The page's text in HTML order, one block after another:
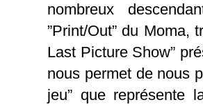
nombreux
”Print/Out” du Moma,
Last Picture Show”
nous permet de nous
jeu” que représente